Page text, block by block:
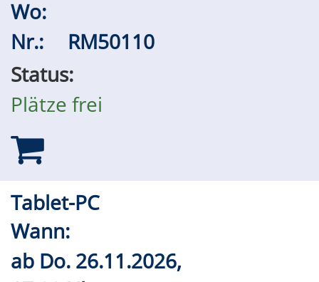
Wo:
Nr.:
RM50110
Status:
Plätze frei
Tablet-PC
Wann:
ab Do. 26.11.2026,